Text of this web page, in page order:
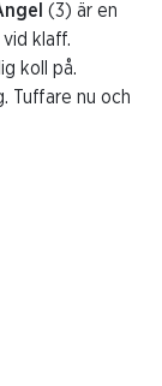
(3) är en
klaff.
koll på.
Tuffare nu och